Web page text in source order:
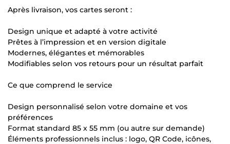
Après livraison, vos cartes seront :
Design unique et adapté à votre activité
Prêtes à l’impression et en version digitale
Modernes, élégantes et mémorables
Modifiables selon vos retours pour un résultat parfait
Ce que comprend le service
Design personnalisé selon votre domaine et vos
préférences
Format standard 85 x 55 mm (ou autre sur demande)
Éléments professionnels inclus : logo, QR Code, icônes,